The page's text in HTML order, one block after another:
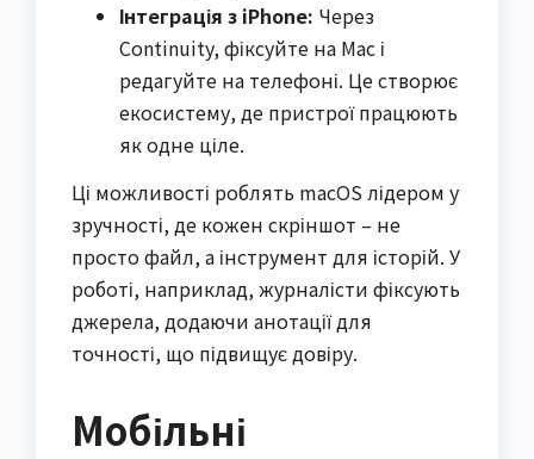
Інтеграція з iPhone: Через
Continuity, фіксуйте на Mac і
редагуйте на телефоні. Це створює
екосистему, де пристрої працюють
як одне ціле.
Ці можливості роблять macOS лідером у
зручності, де кожен скріншот – не
просто файл, а інструмент для історій. У
роботі, наприклад, журналісти фіксують
джерела, додаючи анотації для
точності, що підвищує довіру.
Мобільні